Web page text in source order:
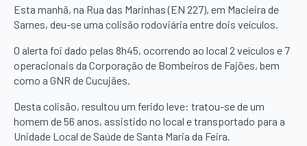
Esta manhã, na Rua das Marinhas (EN 227), em Macieira de
Sarnes, deu-se uma colisão rodoviária entre dois veículos.
O alerta foi dado pelas 8h45, ocorrendo ao local 2 veículos e 7
operacionais da Corporação de Bombeiros de Fajões, bem
como a GNR de Cucujães.
Desta colisão, resultou um ferido leve: tratou-se de um
homem de 56 anos, assistido no local e transportado para a
Unidade Local de Saúde de Santa Maria da Feira.